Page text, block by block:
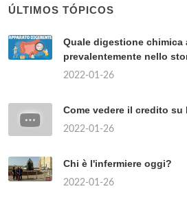
ÚLTIMOS TÓPICOS
Quale digestione chimica
prevalentemente nello
2022-01-26
Come vedere il credito su
2022-01-26
Chi è l'infermiere oggi?
2022-01-26